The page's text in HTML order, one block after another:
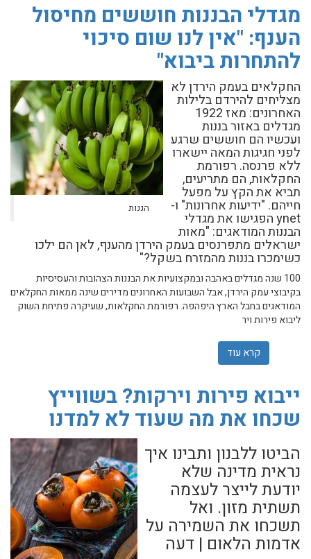
מגדלי הבננות חוששים מחיסול
הענף: "אין לנו שום סיכוי
להתחרות ביבוא"
הננות
החקלאים בעמק הירדן לא
מצליחים להירדם בלילות
האחרונים: מאז 1922
מגדלים באזור בננות
ועכשיו הם חוששים שרגע
לפני חגיגות המאה יישארו
ללא פרנסה. רפורמת
החקלאות, הם מתריעים,
תביא את הקץ על מפעל
חייהם. "ידיעות אחרונות" ו-
ynet הפגישו את מגדלי
הבננות המודאגים: "מאות
ישראלים מתפרנסים בעמק הירדן מהענף, לאן הם ילכו
כשימכרו בננות מהמזרח בשקל?"
100 שנה מגדלים באהבה ובמקצועיות את הבננות הצהובות והעסיסיות
בקיבוצי עמק הירדן, אבל השבועות האחרונים מדירים שינה ממאות החקלאים
המודאגים בחבל הארץ היפהפה. רפורמת החקלאות, שעיקרה פתיחת השוק
ליבוא פירות ויר
קרא עוד
ייבוא פירות וירקות? בשווייץ
שכחו את מה שעוד לא למדנו
הביטו ללבנון ותבינו איך
נראית מדינה שלא
יודעת לייצר לעצמה
תשתית מזון. ואל
תשכחו את השמירה על
אדמות הלאום | דעה